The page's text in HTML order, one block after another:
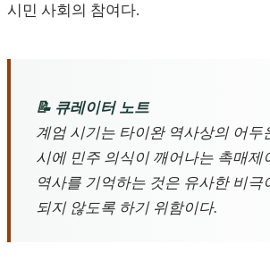
시민 사회의 참여다.
📝 큐레이터 노트
계엄 시기는 타이완 역사상의 어두
시에 민주 의식이 깨어나는 촉매제
역사를 기억하는 것은 유사한 비극
되지 않도록 하기 위함이다.